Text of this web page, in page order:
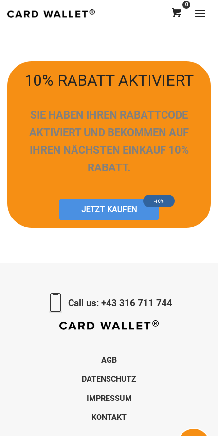
0
10% RABATT AKTIVIERT
SIE HABEN IHREN RABATTCODE
AKTIVIERT UND BEKOMMEN AUF
IHREN NÄCHSTEN EINKAUF 10%
RABATT.
JETZT KAUFEN
-10%
Call us: +43 316 711 744
AGB
DATENSCHUTZ
IMPRESSUM
KONTAKT